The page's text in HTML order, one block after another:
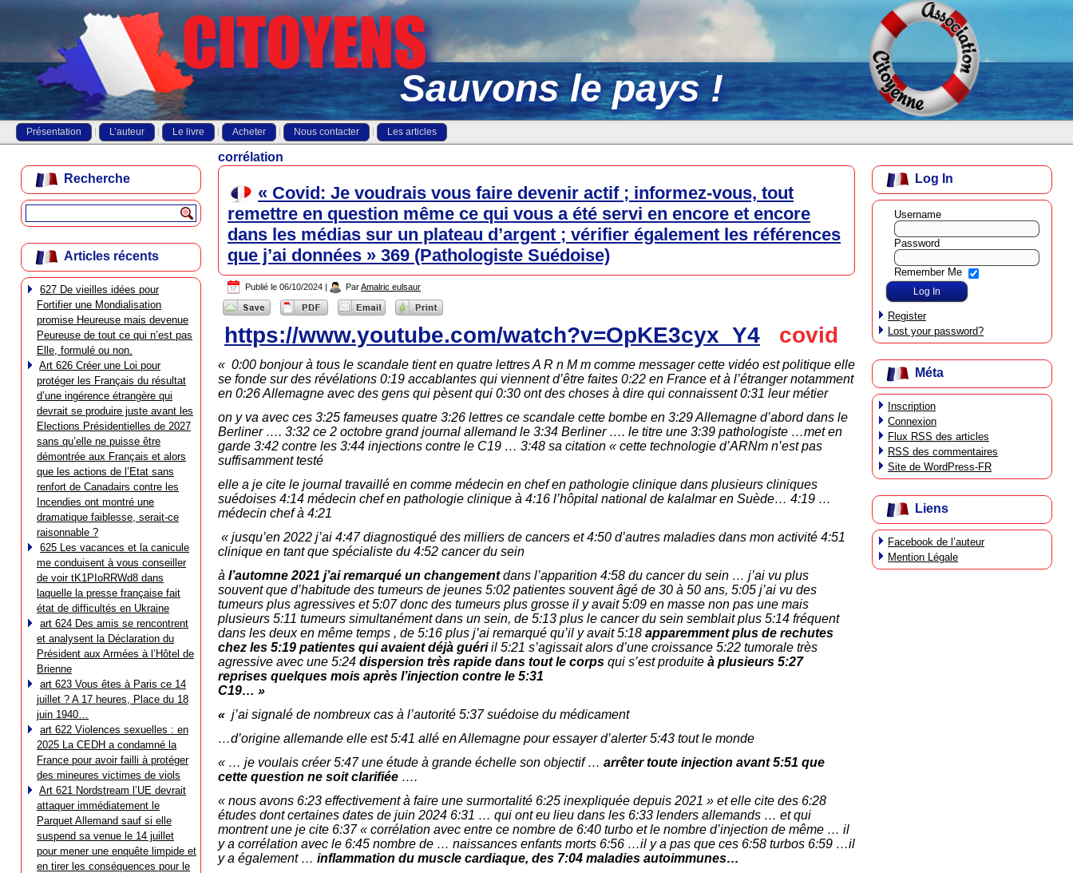
Sauvons le pays !
Présentation L’auteur Le livre Acheter Nous contacter Les articles
Recherche
Articles récents
627 De vieilles idées pour
Fortifier une Mondialisation
promise Heureuse mais devenue
Peureuse de tout ce qui n’est pas
Elle, formulé ou non.
Art 626 Créer une Loi pour
protéger les Français du résultat
d’une ingérence étrangère qui
devrait se produire juste avant les
Elections Présidentielles de 2027
sans qu’elle ne puisse être
démontrée aux Français et alors
que les actions de l’Etat sans
renfort de Canadairs contre les
Incendies ont montré une
dramatique faiblesse, serait-ce
raisonnable ?
625 Les vacances et la canicule
me conduisent à vous conseiller
de voir tK1PIoRRWd8 dans
laquelle la presse française fait
état de difficultés en Ukraine
art 624 Des amis se rencontrent
et analysent la Déclaration du
Président aux Armées à l’Hôtel de
Brienne
art 623 Vous êtes à Paris ce 14
juillet ? A 17 heures, Place du 18
juin 1940…
art 622 Violences sexuelles : en
2025 La CEDH a condamné la
France pour avoir failli à protéger
des mineures victimes de viols
Art 621 Nordstream l’UE devrait
attaquer immédiatement le
Parquet Allemand sauf si elle
suspend sa venue le 14 juillet
pour mener une enquête limpide et
en tirer les conséquences pour le
corrélation
« Covid: Je voudrais vous faire devenir actif ; informez-vous, tout
remettre en question même ce qui vous a été servi en encore et encore
dans les médias sur un plateau d’argent ; vérifier également les références
que j’ai données » 369 (Pathologiste Suédoise)
Publié le 06/10/2024 | ParAmalric eulsaur
https://www.youtube.com/watch?v=OpKE3cyx_Y4 covid
« 0:00 bonjour à tous le scandale tient en quatre lettres A R n M m comme messager cette vidéo est politique elle
se fonde sur des révélations 0:19 accablantes qui viennent d’être faites 0:22 en France et à l’étranger notamment
en 0:26 Allemagne avec des gens qui pèsent qui 0:30 ont des choses à dire qui connaissent 0:31 leur métier
on y va avec ces 3:25 fameuses quatre 3:26 lettres ce scandale cette bombe en 3:29 Allemagne d’abord dans le
Berliner …. 3:32 ce 2 octobre grand journal allemand le 3:34 Berliner …. le titre une 3:39 pathologiste …met en
garde 3:42 contre les 3:44 injections contre le C19 … 3:48 sa citation « cette technologie d’ARNm n’est pas
suffisamment testé
elle a je cite le journal travaillé en comme médecin en chef en pathologie clinique dans plusieurs cliniques
suédoises 4:14 médecin chef en pathologie clinique à 4:16 l’hôpital national de kalalmar en Suède… 4:19 …
médecin chef à 4:21
« jusqu’en 2022 j’ai 4:47 diagnostiqué des milliers de cancers et 4:50 d’autres maladies dans mon activité 4:51
clinique en tant que spécialiste du 4:52 cancer du sein
à l’automne 2021 j’ai remarqué un changementdans l’apparition 4:58 du cancer du sein … j’ai vu plus
souvent que d’habitude des tumeurs de jeunes 5:02 patientes souvent âgé de 30 à 50 ans, 5:05 j’ai vu des
tumeurs plus agressives et 5:07 donc des tumeurs plus grosse il y avait 5:09 en masse non pas une mais
plusieurs 5:11 tumeurs simultanément dans un sein, de 5:13 plus le cancer du sein semblait plus 5:14 fréquent
dans les deux en même temps , de 5:16 plus j’ai remarqué qu’il y avait 5:18 apparemment plus de rechutes
chez les 5:19 patientes qui avaient déjà guériil 5:21 s’agissait alors d’une croissance 5:22 tumorale très
agressive avec une 5:24 dispersion très rapide dans tout le corps qui s’est produite à plusieurs 5:27
reprises quelques mois après l’injection contre le 5:31
C19… »
« j’ai signalé de nombreux cas à l’autorité 5:37 suédoise du médicament
…d’origine allemande elle est 5:41 allé en Allemagne pour essayer d’alerter 5:43 tout le monde
« … je voulais créer 5:47 une étude à grande échelle son objectif … arrêter toute injection avant 5:51 que
cette question ne soit clarifiée ….
« nous avons 6:23 effectivement à faire une surmortalité 6:25 inexpliquée depuis 2021 » et elle cite des 6:28
études dont certaines dates de juin 2024 6:31 … qui ont eu lieu dans les 6:33 lenders allemands … et qui
montrent une je cite 6:37 « corrélation avec entre ce nombre de 6:40 turbo et le nombre d’injection de même … il
y a corrélation avec le 6:45 nombre de … naissances enfants morts 6:56 …il y a pas que ces 6:58 turbos 6:59 …il
y a également … inflammation du muscle cardiaque, des 7:04 maladies autoimmunes…
Log In
Username
Password
Remember Me
Register
Lost your password?
Méta
Inscription
Connexion
Flux RSS des articles
RSS des commentaires
Site de WordPress-FR
Liens
Facebook de l’auteur
Mention Légale